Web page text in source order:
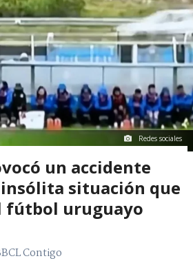
Redes sociales
un accidente
situación que
fútbol uruguayo
Contigo